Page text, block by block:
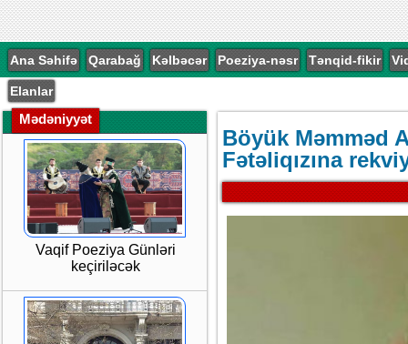
Ana Səhifə Qarabağ Kəlbəcər Poeziya-nəsr Tənqid-fikir
Elanlar
Mədəniyyət
Vaqif Poeziya Günləri
keçiriləcək
Böyük Məmməd
Fətəliqızına